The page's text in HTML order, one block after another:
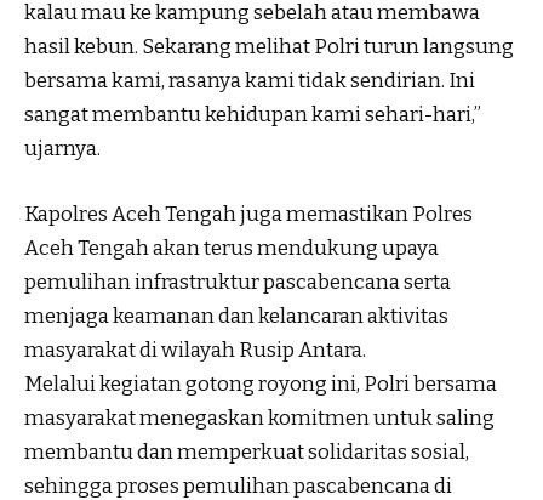
kalau mau ke kampung sebelah atau membawa
hasil kebun. Sekarang melihat Polri turun langsung
bersama kami, rasanya kami tidak sendirian. Ini
sangat membantu kehidupan kami sehari-hari,”
ujarnya.
Kapolres Aceh Tengah juga memastikan Polres
Aceh Tengah akan terus mendukung upaya
pemulihan infrastruktur pascabencana serta
menjaga keamanan dan kelancaran aktivitas
masyarakat di wilayah Rusip Antara.
Melalui kegiatan gotong royong ini, Polri bersama
masyarakat menegaskan komitmen untuk saling
membantu dan memperkuat solidaritas sosial,
sehingga proses pemulihan pascabencana di